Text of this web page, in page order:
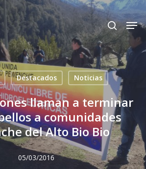
search
Destacados Noticias
llaman a terminar
a comunidades
del Alto Bio Bio
05/03/2016
Close
Menu